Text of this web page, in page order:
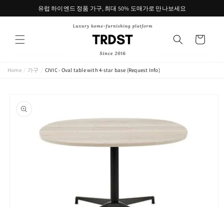
로 건너유럽 하이엔드 정품 가구, 최대 50% 도매가로 만나보세요
트
Home / 가구 / CIVIC - Oval table with 4-star base (Request Info)
보로 건
너뛰기